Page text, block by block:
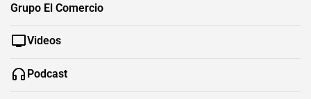
Grupo El Comercio
Videos
Podcast